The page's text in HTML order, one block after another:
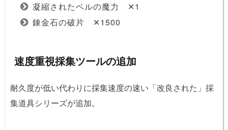
凝縮されたベルの魔力 ✕1
錬金石の破片 ✕1500
速度重視採集ツールの追加
耐久度が低い代わりに採集速度の速い「改良された」採
集道具シリーズが追加。